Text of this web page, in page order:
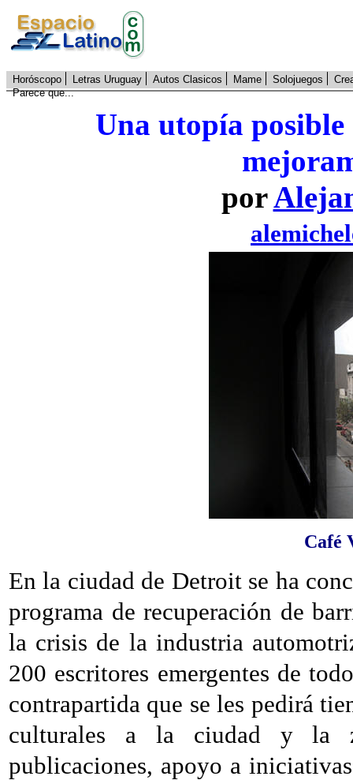
Horóscopo Letras Uruguay Autos Clasicos Mame Solojuegos
Parece que...
Una utopía
por
Café
En la ciudad de Detroit se ha
programa de recuperación de
la crisis de la industria
200 escritores emergentes de
contrapartida que se les pedirá
culturales a la ciudad y la
publicaciones, apoyo a